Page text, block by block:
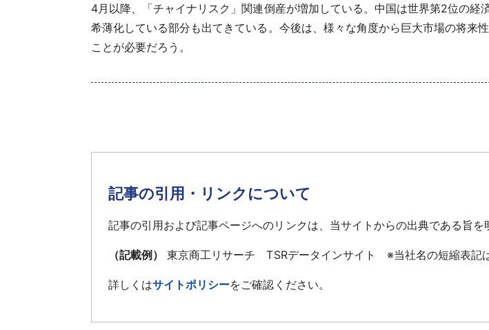
4月以降、「チャイナリスク」関連倒産が増加している。中国は世界第2位の
希薄化している部分も出てきている。今後は、様々な角度から巨大市場の将来
ことが必要だろう。
記事の引用・リンクについて
記事の引用および記事ページへのリンクは、当サイトからの出典である旨を
（記載例） 東京商工リサーチ TSRデータインサイト ※当社名の短縮表記は
詳しくはサイトポリシーをご確認ください。